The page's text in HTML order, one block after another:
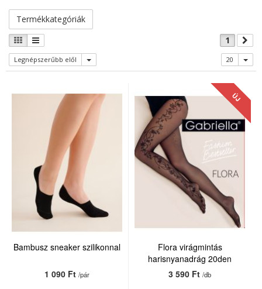
Termékkategóriák
1
Legnépszerűbb elől 20
Bambusz sneaker szilikonnal
1 090 Ft/pár
ÚJ
Flora virágmintás
harisnyanadrág 20den
3 590 Ft/db